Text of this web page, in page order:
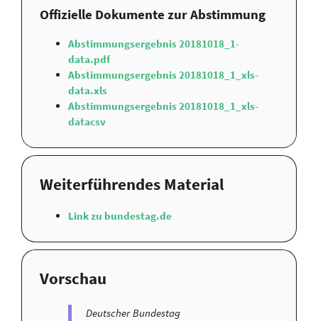
Offizielle Dokumente zur Abstimmung
Abstimmungsergebnis 20181018_1-
data.pdf
Abstimmungsergebnis 20181018_1_xls-
data.xls
Abstimmungsergebnis 20181018_1_xls-
datacsv
Weiterführendes Material
Link zu bundestag.de
Vorschau
Deutscher Bundestag